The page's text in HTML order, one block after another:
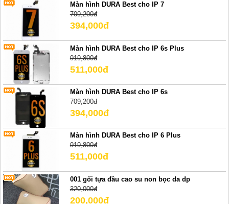
Màn hình DURA Best cho IP 7
709,200đ
394,000đ
Màn hình DURA Best cho IP 6s Plus
919,800đ
511,000đ
Màn hình DURA Best cho IP 6s
709,200đ
394,000đ
Màn hình DURA Best cho IP 6 Plus
919,800đ
511,000đ
001 gối tựa đầu cao su non bọc da dp
320,000đ
200,000đ